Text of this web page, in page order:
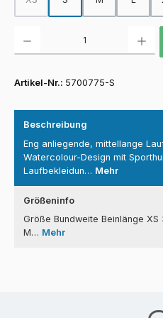
(Diese Option ist zurzeit nicht
Artikel-Nr.: 5700775-S
Beschreibung
Eng anliegende, mittellange
Watercolour-Design mit
Laufbekleidun… Mehr
Größeninfo
Größe Bundweite Beinlänge
M… Mehr